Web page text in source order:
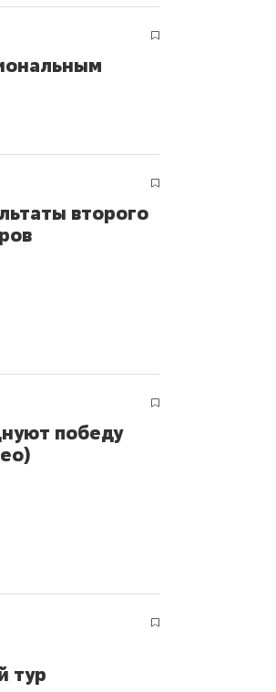
второго
победу
тур
налогах и развитии без кредитов
природе, работа
с ментальным и физическим
состоянием как основа
антихрупких команд